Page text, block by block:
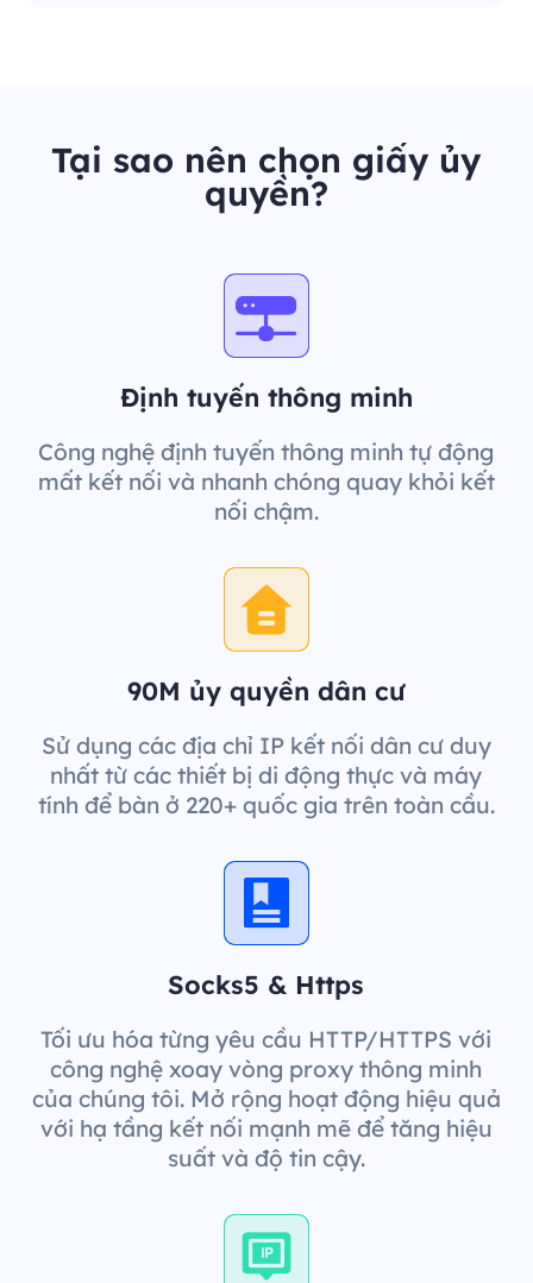
Tại sao nên chọn giấy ủy
quyền?
Định tuyến thông minh
Công nghệ định tuyến thông minh tự động
mất kết nối và nhanh chóng quay khỏi kết
nối chậm.
90M ủy quyền dân cư
Sử dụng các địa chỉ IP kết nối dân cư duy
nhất từ các thiết bị di động thực và máy
tính để bàn ở 220+ quốc gia trên toàn cầu.
Socks5 & Https
Tối ưu hóa từng yêu cầu HTTP/HTTPS với
công nghệ xoay vòng proxy thông minh
của chúng tôi. Mở rộng hoạt động hiệu quả
với hạ tầng kết nối mạnh mẽ để tăng hiệu
suất và độ tin cậy.